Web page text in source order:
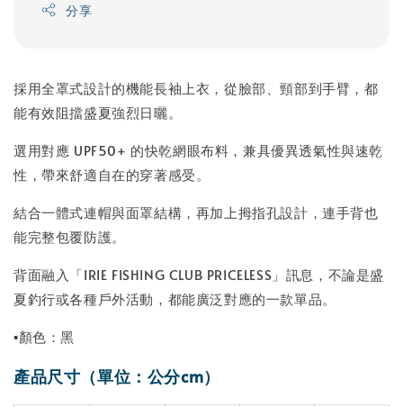
分享
採用全罩式設計的機能長袖上衣，從臉部、頸部到手臂，都
能有效阻擋盛夏強烈日曬。
選用對應 UPF50+ 的快乾網眼布料，兼具優異透氣性與速乾
性，帶來舒適自在的穿著感受。
結合一體式連帽與面罩結構，再加上拇指孔設計，連手背也
能完整包覆防護。
背面融入「IRIE FISHING CLUB PRICELESS」訊息，不論是盛
夏釣行或各種戶外活動，都能廣泛對應的一款單品。
▪顏色：黑
產品尺寸（單位：公分cm）